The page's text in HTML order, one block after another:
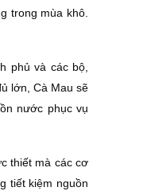
trong mùa khô.
phủ và các bộ,
lớn, Cà Mau sẽ
nước phục vụ
thiết mà các cơ
tiết kiệm nguồn